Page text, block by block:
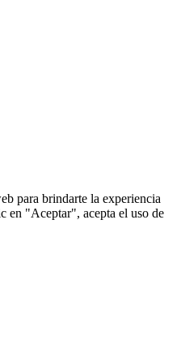
para brindarte la experiencia
en "Aceptar", acepta el uso de